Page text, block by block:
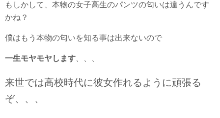
もしかして、本物の女子高生のパンツの匂いは違うんです
かね？
僕はもう本物の匂いを知る事は出来ないので
一生モヤモヤします
来世では高校時代に彼女作れるように頑張る
ぞ、、、